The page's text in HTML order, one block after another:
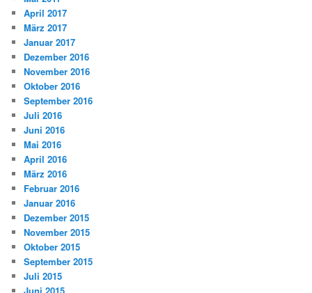
April 2017
März 2017
Januar 2017
Dezember 2016
November 2016
Oktober 2016
September 2016
Juli 2016
Juni 2016
Mai 2016
April 2016
März 2016
Februar 2016
Januar 2016
Dezember 2015
November 2015
Oktober 2015
September 2015
Juli 2015